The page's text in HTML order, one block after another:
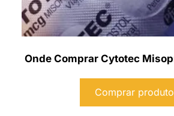
Onde Comprar Cytotec
Comprar produto